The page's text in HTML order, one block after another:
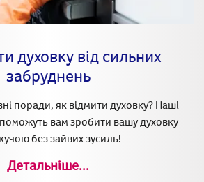
духовку від сильних
забруднень
поради, як відмити духовку? Наші
вам зробити вашу духовку
без зайвих зусиль!
Детальніше...